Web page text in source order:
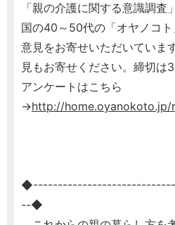
「親の介護に関する意識調査
国の40～50代の「オヤノコ
意見をお寄せいただいていま
見もお寄せください。締切は3
アンケートはこちら
→http://home.oyanokoto.jp/
--◆